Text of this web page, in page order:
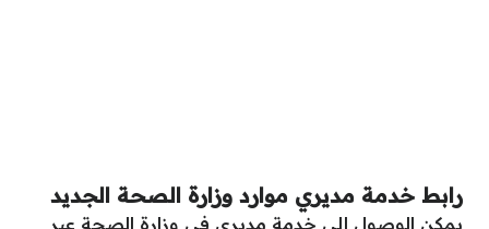
رابط خدمة مديري موارد وزارة الصحة الجديد
يمكن الوصول إلى خدمة مديري في وزارة الصحة عبر